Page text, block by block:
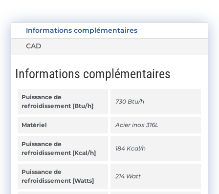
Informations complémentaires
CAD
Informations complémentaires
Puissance de
refroidissement [Btu/h]
730 Btu/h
Matériel Acier inox 316L
Puissance de
refroidissement [Kcal/h]
184 Kcal/h
Puissance de
refroidissement [Watts]
214 Watt